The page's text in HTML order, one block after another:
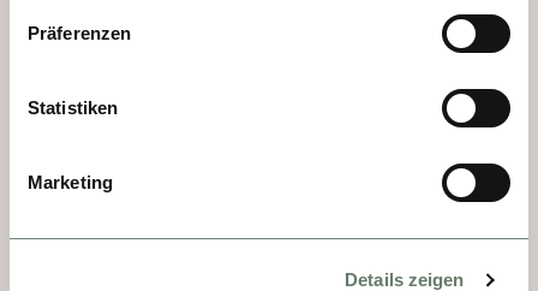
Präferenzen
Statistiken
Marketing
Details zeigen
testimonio del conflicto; y el elegante
Palacio Eltz, sede del museo de la ciudad.
Una visita que entrelaza memoria, arte y
espíritu indomable.